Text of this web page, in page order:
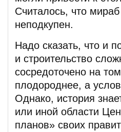
Считалось, что
неподкупен.
Надо сказать, что и
и строительство
сосредоточено на
плодороднее, а
Однако, история
или иной области
планов» своих